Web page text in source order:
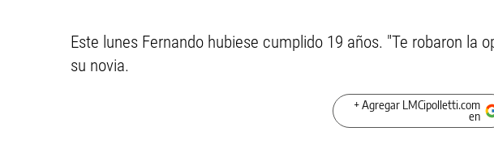
Este lunes Fernando hubiese cumplido 19 años. "Te robaron la
su novia.
+ Agregar LMCipolletti.com
en